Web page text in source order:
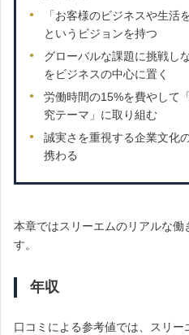
「お客様のビジネスや生活
というビジョンを持つ
グローバルな課題に挑戦し
をビジネスの中心に置く
労働時間の15%を費やして
究テーマ」に取り組む
誠実さを重視する企業文化
携わる
本章ではスリーエムのリアルな働
す。
年収
口コミによる参考値では、スリー